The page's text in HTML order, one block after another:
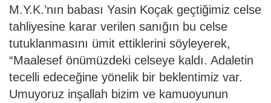
M.Y.K.’nın babası Yasin Koçak geçtiğimiz celse
tahliyesine karar verilen sanığın bu celse
tutuklanmasını ümit ettiklerini söyleyerek,
“Maalesef önümüzdeki celseye kaldı. Adaletin
tecelli edeceğine yönelik bir beklentimiz var.
Umuyoruz inşallah bizim ve kamuoyunun